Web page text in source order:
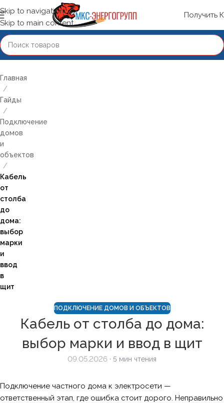
Skip to navigation
Skip to main content
Получить
Главная
/
Гайды
/
Подключение
домов
и
объектов
/
Кабель
от
столба
до
дома:
выбор
марки
и
ввод
в
щит
ПОДКЛЮЧЕНИЕ ДОМОВ И ОБЪЕКТОВ
Кабель от столба до дома:
выбор марки и ввод в щит
09.05.2026 · 5 мин чтения
Подключение частного дома к электросети —
ответственный этап, где ошибка стоит дорого. Неправильно